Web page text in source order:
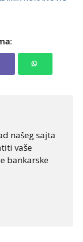
našeg sajta
vaše
bankarske